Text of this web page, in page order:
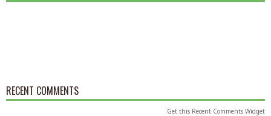
RECENT COMMENTS
Get this Recent Comments Widget